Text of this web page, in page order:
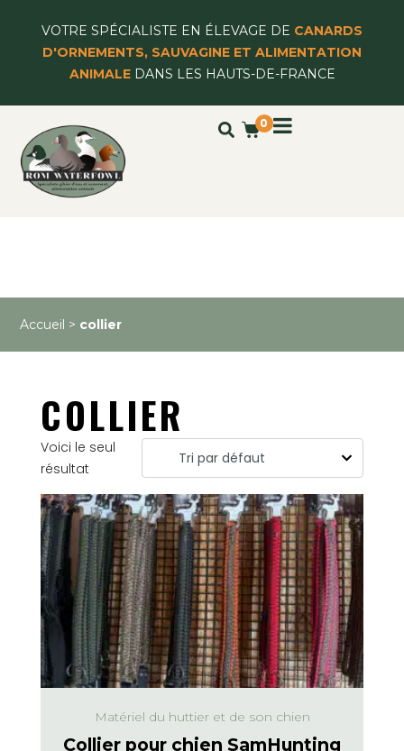
VOTRE SPÉCIALISTE EN ÉLEVAGE DE CANARDS
D'ORNEMENTS, SAUVAGINE ET ALIMENTATION
ANIMALEDANS LES HAUTS-DE-FRANCE
0
Accueil > collier
COLLIER
Voici le seul
résultat
Matériel du huttier et de son chien
Collier pour chien SamHunting